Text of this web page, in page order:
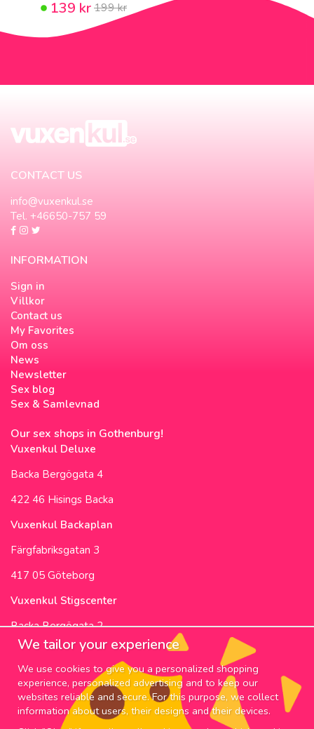
139 kr199 kr
CONTACT US
info@vuxenkul.se
Tel. +46650-757 59
INFORMATION
Sign in
Villkor
Contact us
My Favorites
Om oss
News
Newsletter
Sex blog
Sex & Samlevnad
Our sex shops in Gothenburg!
Vuxenkul Deluxe
Backa Bergögata 4
422 46 Hisings Backa
Vuxenkul Backaplan
Färgfabriksgatan 3
417 05 Göteborg
Vuxenkul Stigscenter
Backa Bergögata 2
422 46 Hisings Backa
Opening Hours & Info
NEWSLETTER
We tailor your experience
We use cookies to give you a personalized shopping
experience, personalized advertising and to keep our
websites reliable and secure. For this purpose, we collect
information about users, their designs and their devices.